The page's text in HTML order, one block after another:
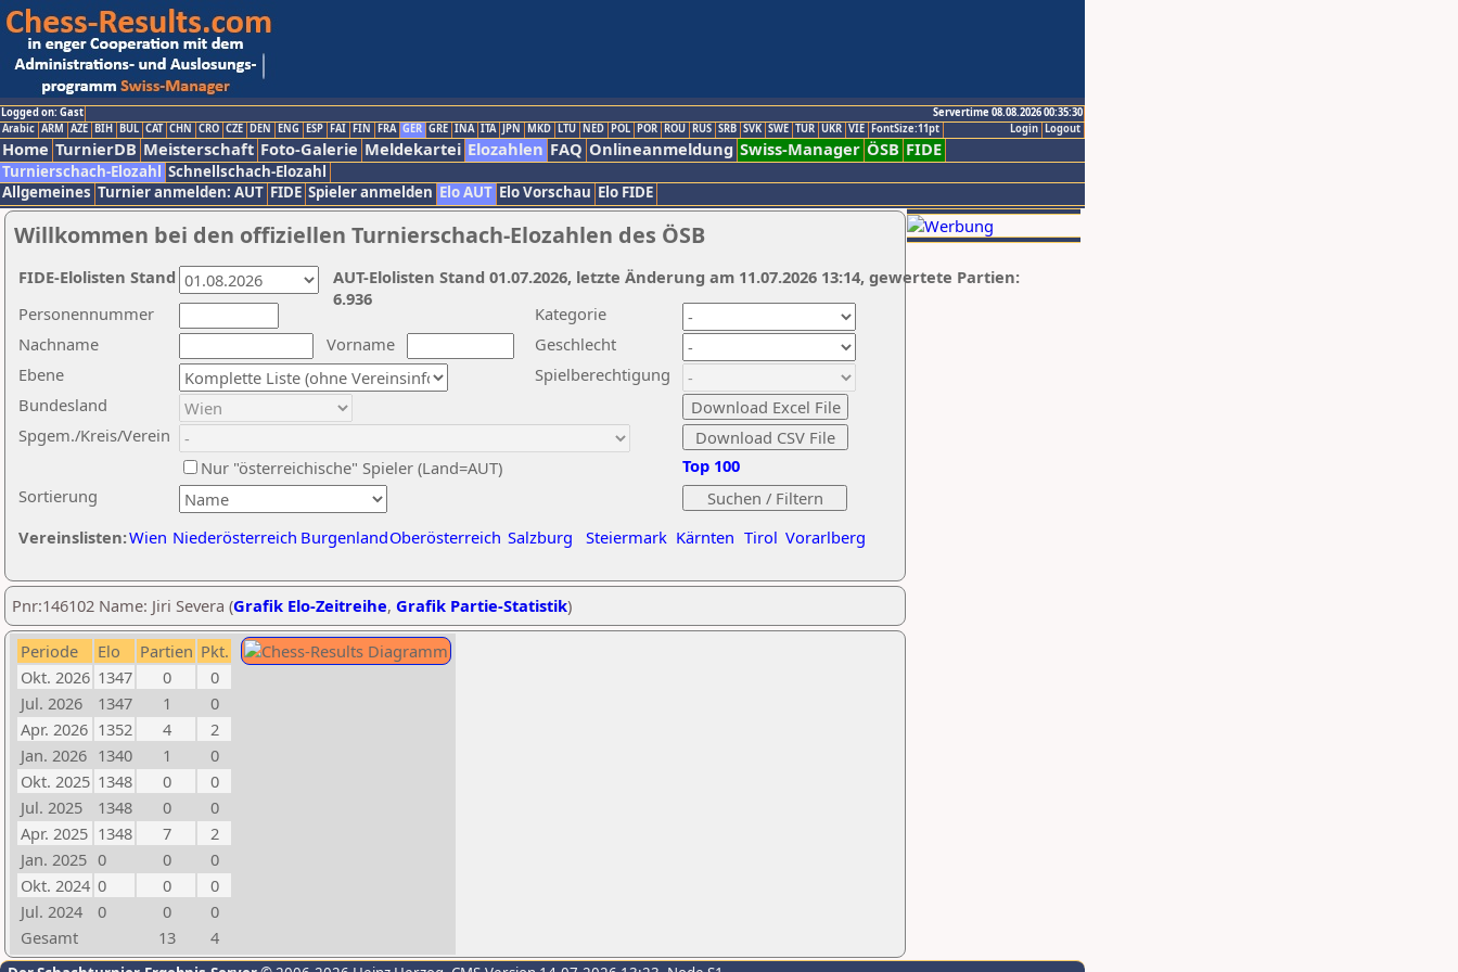
Logged on: Gast
Servertime 08.08.2026 00:35:30
Logout
Login
Arabic ARM AZE BIH BUL CAT CHN CRO CZE DEN ENG ESP FAI FIN FRA GER GRE INA ITA JPN MKD LTU NED POL POR ROU RUS SRB SVK SWE TUR UKR VIE FontSize:11pt
Home TurnierDB Meisterschaft Foto-Galerie Meldekartei Elozahlen FAQ Onlineanmeldung Swiss-Manager ÖSB FIDE
Turnierschach-Elozahl Schnellschach-Elozahl
Allgemeines Turnier anmelden: AUT FIDE Spieler anmelden Elo AUT Elo Vorschau Elo FIDE
Willkommen bei den offiziellen Turnierschach-Elozahlen des ÖSB
Nachname
Vorname
Ebene
Kategorie
Sortierung
Personennummer
Bundesland
Spgem./Kreis/Verein
Geschlecht
Nur "österreichische" Spieler (Land=AUT)
Spielberechtigung
Vereinslisten:Wien Niederösterreich BurgenlandOberösterreich Salzburg Steiermark Kärnten Tirol Vorarlberg
Top 100
AUT-Elolisten Stand 01.07.2026, letzte Änderung am 11.07.2026 13:14, gewertete Partien:
6.936
FIDE-Elolisten Stand
Pnr:146102 Name: Jiri Severa (Grafik Elo-Zeitreihe, Grafik Partie-Statistik)
Periode Elo Partien Pkt.
Okt. 2026 1347 0
0
Jul. 2026
1347 1
0
Apr. 2026 1352 4
2
Jan. 2026 1340 1
0
Okt. 2025 1348 0
0
Jul. 2025
1348 0
0
Apr. 2025 1348 7
2
Jan. 2025 0 0
0
Okt. 2024 0 0
0
Jul. 2024
0 0
0
Gesamt
13 4